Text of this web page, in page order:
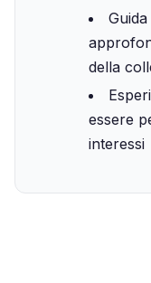
della
essere
interessi